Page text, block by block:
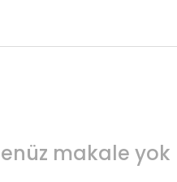
makale yok